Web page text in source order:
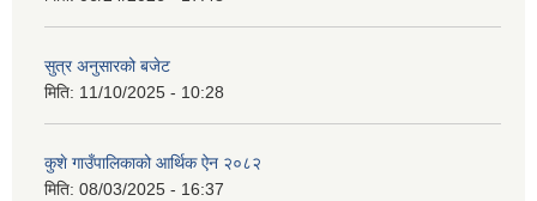
सुत्र अनुसारको बजेट
मिति: 11/10/2025 - 10:28
कुशे गाउँपालिकाको आर्थिक ऐन २०८२
मिति: 08/03/2025 - 16:37